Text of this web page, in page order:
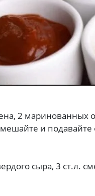
2 маринованных
и
сыра, 3 ст.л.